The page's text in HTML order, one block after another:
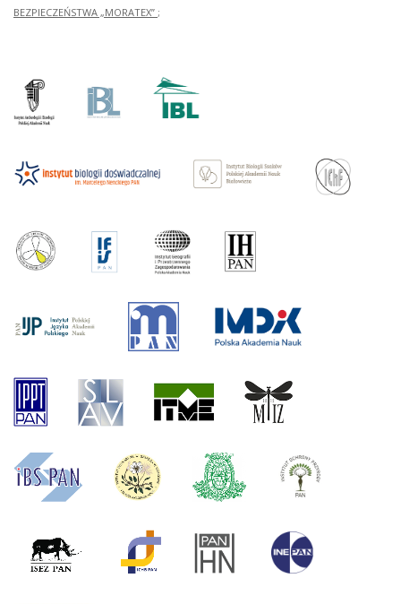
BEZPIECZEŃSTWA „MORATEX” ;